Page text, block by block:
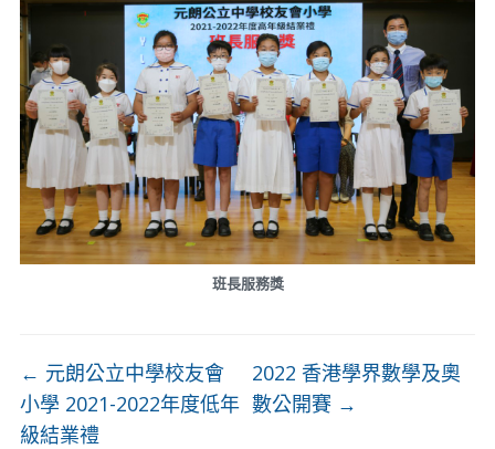
班長服務獎
← 元朗公立中學校友會
小學 2021-2022年度低年
級結業禮
2022 香港學界數學及奧
數公開賽 →